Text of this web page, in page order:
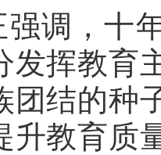
强调，十
发挥教育
团结的种
升教育质